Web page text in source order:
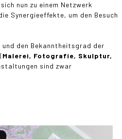
nun zu einem Netzwerk
Synergieeffekte, um den Besuch
den Bekanntheitsgrad der
Malerei, Fotografie, Skulptur,
sind zwar